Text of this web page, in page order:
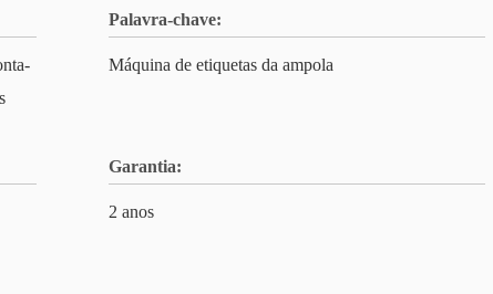
Palavra-chave:
Máquina de etiquetas da ampola
Garantia:
2 anos